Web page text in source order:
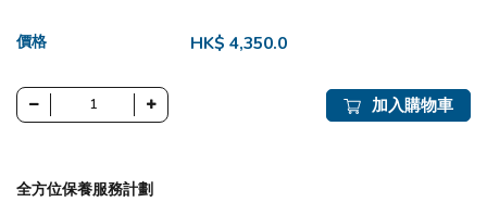
價格 HK$ 4,350.0
加入購物車
全方位保養服務計劃